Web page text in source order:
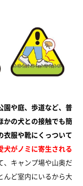
園や庭、歩道など、普
かの犬との接触でも簡
衣服や靴にくっついて
犬がノミに寄生される
、キャンプ場や山奥だ
んど室内にいるから大